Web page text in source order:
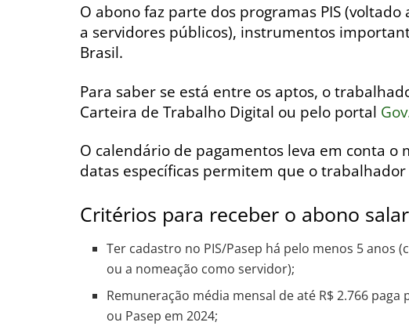
O abono faz parte dos programas PIS
a servidores públicos), instrumentos
Brasil.
Para saber se está entre os aptos, o
Carteira de Trabalho Digital ou pelo portal
O calendário de pagamentos leva em conta o
datas específicas permitem que o
Critérios para receber o abono
Ter cadastro no PIS/Pasep há pelo menos 5
ou a nomeação como servidor);
Remuneração média mensal de até R$ 2.766
ou Pasep em 2024;